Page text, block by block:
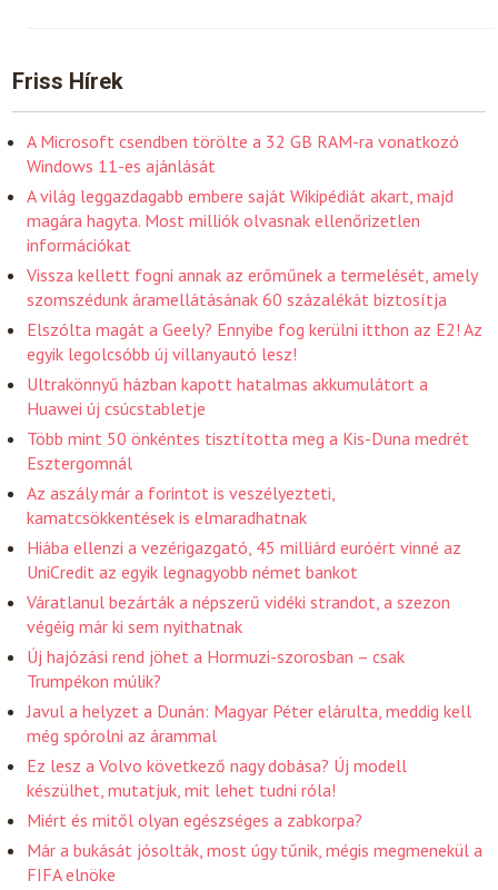
Friss Hírek
A Microsoft csendben törölte a 32 GB RAM-ra vonatkozó
Windows 11-es ajánlását
A világ leggazdagabb embere saját Wikipédiát akart, majd
magára hagyta. Most milliók olvasnak ellenőrizetlen
információkat
Vissza kellett fogni annak az erőműnek a termelését, amely
szomszédunk áramellátásának 60 százalékát biztosítja
Elszólta magát a Geely? Ennyibe fog kerülni itthon az E2! Az
egyik legolcsóbb új villanyautó lesz!
Ultrakönnyű házban kapott hatalmas akkumulátort a
Huawei új csúcstabletje
Több mint 50 önkéntes tisztította meg a Kis-Duna medrét
Esztergomnál
Az aszály már a forintot is veszélyezteti,
kamatcsökkentések is elmaradhatnak
Hiába ellenzi a vezérigazgató, 45 milliárd euróért vinné az
UniCredit az egyik legnagyobb német bankot
Váratlanul bezárták a népszerű vidéki strandot, a szezon
végéig már ki sem nyithatnak
Új hajózási rend jöhet a Hormuzi-szorosban – csak
Trumpékon múlik?
Javul a helyzet a Dunán: Magyar Péter elárulta, meddig kell
még spórolni az árammal
Ez lesz a Volvo következő nagy dobása? Új modell
készülhet, mutatjuk, mit lehet tudni róla!
Miért és mitől olyan egészséges a zabkorpa?
Már a bukását jósolták, most úgy tűnik, mégis megmenekül a
FIFA elnöke